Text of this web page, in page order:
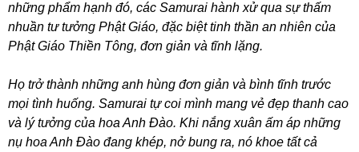
những phẩm hạnh đó, các Samurai hành xử qua sự thấm
nhuần tư tưởng Phật Giáo, đặc biệt tinh thần an nhiên của
Phật Giáo Thiền Tông, đơn giản và tĩnh lặng.
Họ trở thành những anh hùng đơn giản và bình tĩnh trước
mọi tình huống. Samurai tự coi mình mang vẻ đẹp thanh cao
và lý tưởng của hoa Anh Đào. Khi nắng xuân ấm áp những
nụ hoa Anh Đào đang khép, nở bung ra, nó khoe tất cả